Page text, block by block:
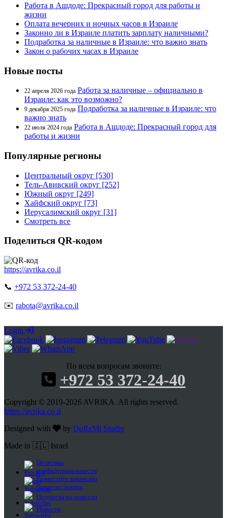
Работа в Ашдоде: Прекрасный город для работы и
жизни
Оплата вечерних и ночных часов в Израиле
Законно ли в Израиле платить зарплату наличными?
Подработка за наличные в Израиле: что важно знать
Закон о рабочих часах в Израиле
Новые посты
22 апреля 2026 года Работа за наличные – официально в
Израиле: как это возможно?
9 декабря 2025 года Подработка за наличные в Израиле: что
важно знать
22 июля 2024 года Работа в Ашдоде: Прекрасный город для
работы и жизни
Популярные регионы
Центральный округ [530]
Тель-Авивский округ [252]
Южный округ [249]
Хайфский округ [73]
Иерусалимский округ [31]
Смотреть все
Поделиться QR-кодом
https://avrika.co.il
📞 +972 53 372-24-40
✉️ rabota@avrika.co.il
Login
По всем вопросам звоните:
+972 53 372-24-40
Copyright © 2019-2026 AVRIKA. All rights reserved.
https://avrika.co.il
Designed with
by DoReMi Studio
Made in 🇮🇱 Israel
Политика
конфиденциальности
Разместить вакансию
без регистрации
Подписка на новости
Новости